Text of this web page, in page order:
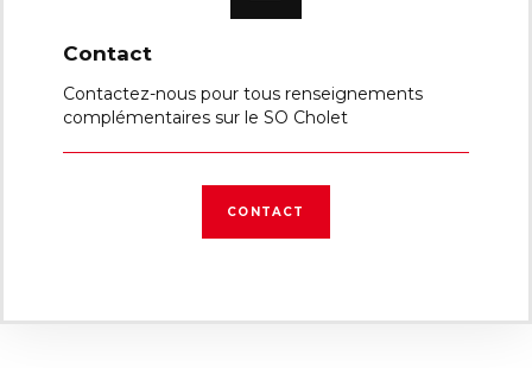
Contact
Contactez-nous pour tous renseignements
complémentaires sur le SO Cholet
CONTACT